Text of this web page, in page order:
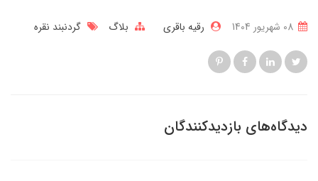
رقیه باقری بلاگ گردنبند نقره
دیدگاه‌های بازدیدکنندگان